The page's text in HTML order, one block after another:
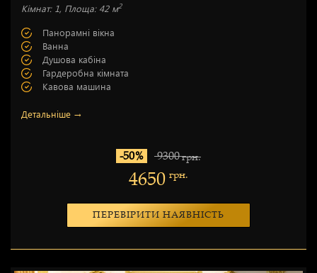
Кімнат: 1, Площа: 42 м2
Панорамні вікна
Ванна
Душова кабіна
Гардеробна кімната
Кавова машина
Детальніше →
-50% 9300грн.
4650 грн.
ПЕРЕВІРИТИ НАЯВНІСТЬ